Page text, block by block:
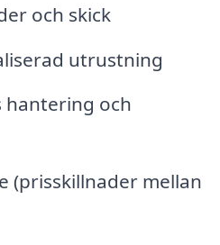
och skick
utrustning
hantering och
(prisskillnader mellan